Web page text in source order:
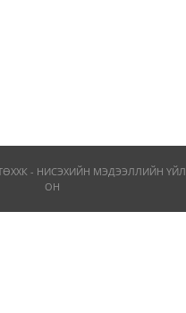
- НИСЭХИЙН МЭДЭЭЛЛИЙН
ОН